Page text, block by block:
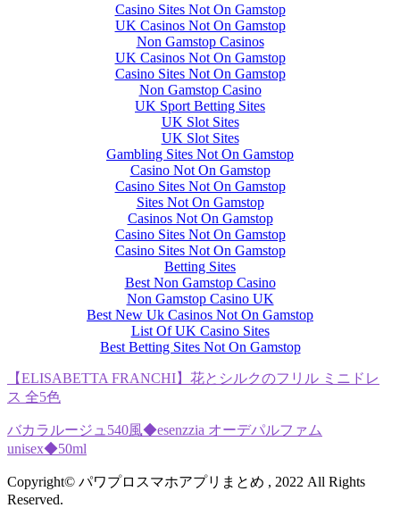
Casino Sites Not On Gamstop
UK Casinos Not On Gamstop
Non Gamstop Casinos
UK Casinos Not On Gamstop
Casino Sites Not On Gamstop
Non Gamstop Casino
UK Sport Betting Sites
UK Slot Sites
UK Slot Sites
Gambling Sites Not On Gamstop
Casino Not On Gamstop
Casino Sites Not On Gamstop
Sites Not On Gamstop
Casinos Not On Gamstop
Casino Sites Not On Gamstop
Casino Sites Not On Gamstop
Betting Sites
Best Non Gamstop Casino
Non Gamstop Casino UK
Best New Uk Casinos Not On Gamstop
List Of UK Casino Sites
Best Betting Sites Not On Gamstop
【ELISABETTA FRANCHI】花とシルクのフリル ミニドレ
ス 全5色
バカラルージュ540風◆esenzzia オーデパルファム
unisex◆50ml
Copyright© パワプロスマホアプリまとめ , 2022 All Rights
Reserved.